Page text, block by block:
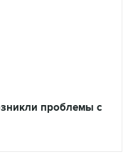
проблемы с